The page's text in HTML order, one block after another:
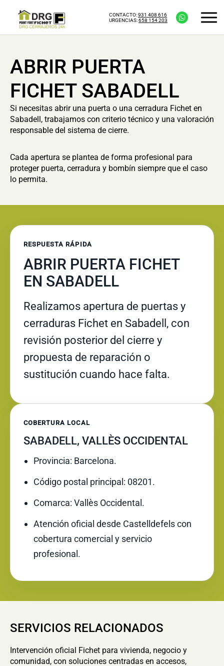
CONTACTO:931 408 616
URGENCIAS:658 154 203
ABRIR PUERTA
FICHET SABADELL
Si necesitas abrir una puerta o una cerradura Fichet en
Sabadell, trabajamos con criterio técnico y una valoración
responsable del sistema de cierre.
Cada apertura se plantea de forma profesional para
proteger puerta, cerradura y bombín siempre que el caso
lo permita.
RESPUESTA RÁPIDA
ABRIR PUERTA FICHET
EN SABADELL
Realizamos apertura de puertas y
cerraduras Fichet en Sabadell, con
revisión posterior del cierre y
propuesta de reparación o
sustitución cuando hace falta.
COBERTURA LOCAL
SABADELL, VALLÈS OCCIDENTAL
Provincia: Barcelona.
Código postal principal: 08201.
Comarca: Vallès Occidental.
Atención oficial desde Castelldefels con
cobertura comercial y servicio
profesional.
SERVICIOS RELACIONADOS
Intervención oficial Fichet para vivienda, negocio y
comunidad, con soluciones centradas en accesos,